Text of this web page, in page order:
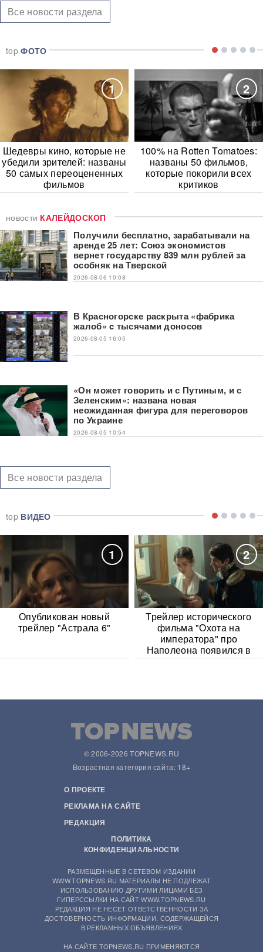
Все новости раздела
topФОТО
1
Шедевры кино, которые не
убедили зрителей: названы
50 самых переоцененных
фильмов
2
100% на Rotten Tomatoes:
названы 50 фильмов,
которые покорили всех
критиков
новости КАЛЕЙДОСКОП
Получили бесплатно, зарабатывали на
аренде 25 лет: Союз экономистов
вернет государству 839 млн рублей за
особняк на Тверской
2026-08-06 10:08
В Красногорске раскрыта «фабрика
жалоб» c тысячами доносов
2026-08-05 16:05
«Он может говорить и с Путиным, и с
Зеленским»: названа новая
неожиданная фигура для переговоров
по Украине
2026-08-05 10:54
Все новости раздела
top ВИДЕО
1
Опубликован новый
трейлер "Астрала 6"
2
Трейлер исторического
фильма "Охота на
императора" про
Наполеона появился в
Сети
© 2006-2026 TOPNEWS.RU
Возрастная категория сайта: 18+
О ПРОЕКТЕ
РЕКЛАМА НА САЙТЕ
РЕДАКЦИЯ
ПОЛИТИКА
КОНФИДЕНЦИАЛЬНОСТИ
РАЗМЕЩЕННЫЕ В СЕТЕВОМ ИЗДАНИИ
WWW.TOPNEWS.RU МАТЕРИАЛЫ НЕ ПОДЛЕЖАТ
ИСПОЛЬЗОВАНИЮ ДРУГИМИ ЛИЦАМИ БЕЗ
ГИПЕРССЫЛКИ НА САЙТ WWW.TOPNEWS.RU
РЕДАКЦИЯ НЕ НЕСЕТ ОТВЕТСТВЕННОСТИ ЗА
ДОСТОВЕРНОСТЬ ИНФОРМАЦИИ, СОДЕРЖАЩЕЙСЯ
В РЕКЛАМНЫХ ОБЪЯВЛЕНИЯХ
НА САЙТЕ TOPNEWS.RU ПРИМЕНЯЮТСЯ